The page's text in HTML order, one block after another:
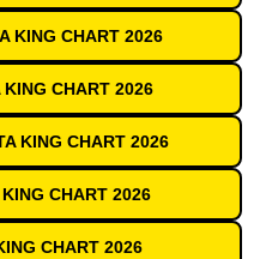
KING CHART 2026
CHART 2026
KING CHART 2026
CHART 2026
CHART 2026